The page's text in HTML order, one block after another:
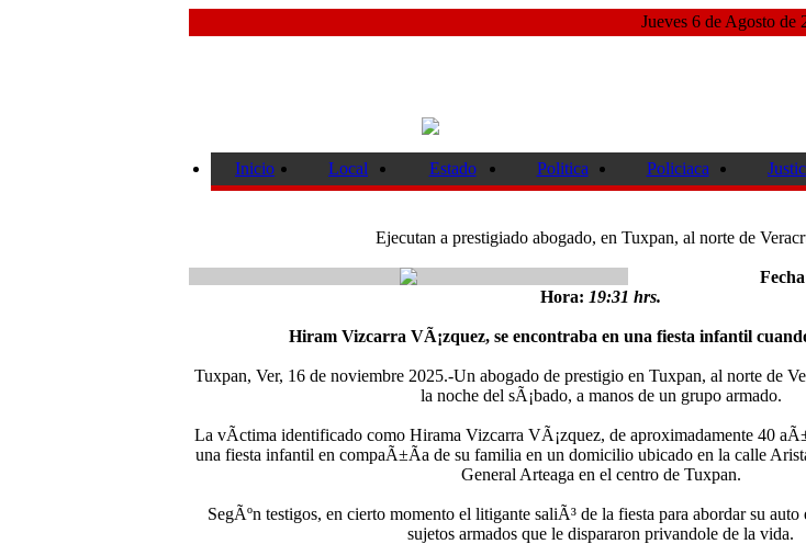
Jueves 6 de Agosto de
Inicio Local Estado Politica Policiaca
Ejecutan a prestigiado abogado, en Tuxpan, al norte de
Hora: 19:31 hrs.
Hiram Vizcarra VÃ¡zquez, se encontraba en una fiesta infantil
Tuxpan, Ver, 16 de noviembre 2025.-Un abogado de prestigio en Tuxpan, al norte de
la noche del sÃ¡bado, a manos de un grupo armado.
La vÃ­ctima identificado como Hirama Vizcarra VÃ¡zquez, de aproximadamente 40
una fiesta infantil en compaÃ±Ã­a de su familia en un domicilio ubicado en la calle
General Arteaga en el centro de Tuxpan.
SegÃºn testigos, en cierto momento el litigante saliÃ³ de la fiesta para abordar su
sujetos armados que le dispararon privandole de la vida.